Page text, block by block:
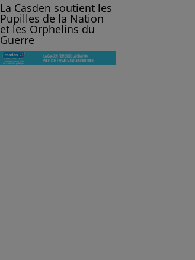
La Casden soutient les
Pupilles de la Nation
et les Orphelins du
Guerre